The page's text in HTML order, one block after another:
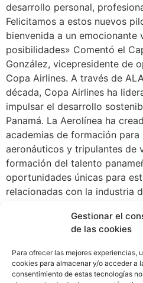
Gestionar el
de las cookies
Para ofrecer las mejores experiencias,
cookies para almacenar y/o acceder a
consentimiento de estas tecnologías
desarrollo personal,
Felicitamos a estos nuevos
bienvenida a un emocionante
posibilidades» Comentó el
González, vicepresidente de
Copa Airlines. A través de
década, Copa Airlines ha
impulsar el desarrollo
Panamá. La Aerolínea ha
academias de formación
aeronáuticos y tripulantes de
formación del talento
oportunidades únicas para
relacionadas con la industria
en las diferentes fases de la
abierto su proceso de
todo el año, permitiendo que
convertirse en pilotos
documentos en cualquier